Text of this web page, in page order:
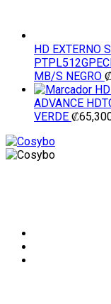
HD EXTERNO
MB/S NEGRO ₡
ADVANCE
VERDE ₡